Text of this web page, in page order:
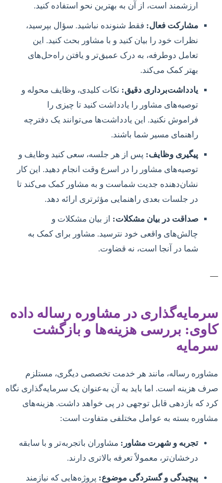
ارزشمند است، از آن به بهترین نحو استفاده کنید.
مشارکت فعال: فقط شنونده نباشید. سؤال بپرسید،
نظرات خود را بیان کنید و با مشاور بحث کنید. این
تعامل دوطرفه، به درک عمیق‌تر و یافتن راه‌حل‌های
بهتر کمک می‌کند.
یادداشت‌برداری دقیق: نکات کلیدی، وظایف محوله و
توصیه‌های مشاور را یادداشت کنید تا چیزی را
فراموش نکنید. این یادداشت‌ها می‌توانند یک دفترچه
راهنمای مسیر شما باشند.
پیگیری وظایف: پس از هر جلسه، سعی کنید وظایف و
توصیه‌های مشاور را در اسرع وقت انجام دهید. این کار
نشان‌دهنده جدیت شماست و به مشاور کمک می‌کند تا
در جلسات بعدی راهنمایی مؤثرتری ارائه دهد.
صداقت در بیان مشکلات: از بیان مشکلات و
چالش‌های واقعی خود نترسید. مشاور برای کمک به
شما در آنجا است، نه قضاوت.
—
سرمایه‌گذاری در مشاوره رساله داده
کاوی: بررسی هزینه‌ها و بازگشت
سرمایه
مشاوره رساله، مانند هر خدمت تخصصی دیگری، مستلزم
صرف هزینه است. اما باید به آن به‌عنوان یک سرمایه‌گذاری نگاه
کرد که بازدهی قابل توجهی در پی خواهد داشت. هزینه‌های
مشاوره بسته به عوامل مختلفی متفاوت است:
تجربه و شهرت مشاور: مشاوران باتجربه‌تر و با سابقه
درخشان‌تر، معمولاً تعرفه بالاتری دارند.
پیچیدگی و گستردگی موضوع: پروژه‌هایی که نیازمند